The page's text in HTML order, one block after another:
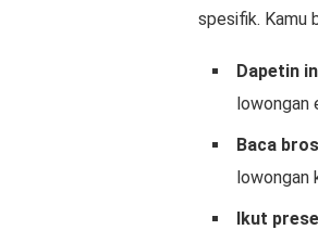
spesifik. Kamu
Dapetin
lowongan
Baca
lowongan
Ikut